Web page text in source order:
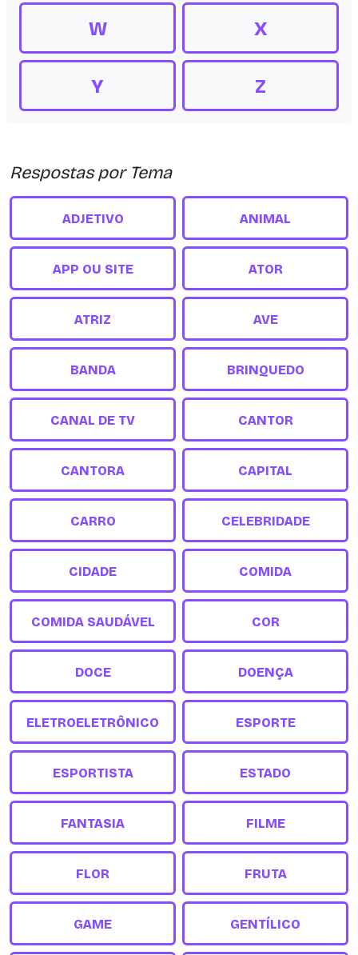
W X
Y Z
Respostas por Tema
ADJETIVO ANIMAL
APP OU SITE ATOR
ATRIZ AVE
BANDA BRINQUEDO
CANAL DE TV CANTOR
CANTORA CAPITAL
CARRO CELEBRIDADE
CIDADE COMIDA
COMIDA SAUDÁVEL COR
DOCE DOENÇA
ELETROELETRÔNICO ESPORTE
ESPORTISTA ESTADO
FANTASIA FILME
FLOR FRUTA
GAME GENTÍLICO